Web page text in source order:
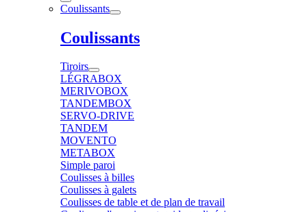
Coulissants
Coulissants
Tiroirs
LÉGRABOX
MERIVOBOX
TANDEMBOX
SERVO-DRIVE
TANDEM
MOVENTO
METABOX
Simple paroi
Coulisses à billes
Coulisses à galets
Coulisses de table et de plan de travail